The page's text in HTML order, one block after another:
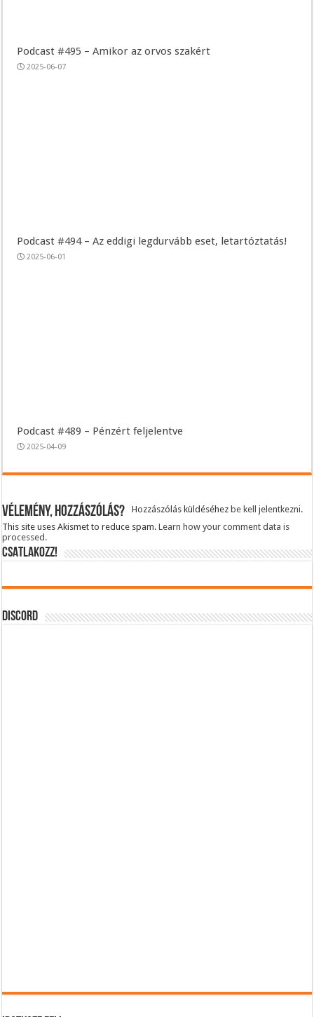
Podcast #495 – Amikor az orvos szakért
2025-06-07
Podcast #494 – Az eddigi legdurvább eset, letartóztatás!
2025-06-01
Podcast #489 – Pénzért feljelentve
2025-04-09
Vélemény, hozzászólás? Hozzászólás küldéséhezbe kell jelentkezni.
This site uses Akismet to reduce spam.Learn how your comment data is
processed.
CSATLAKOZZ!
DISCORD